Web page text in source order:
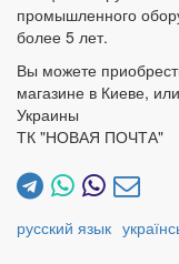
промышленного
более 5 лет.
Вы можете
магазине в Киеве,
Украины
ТК "НОВАЯ ПОЧТА"
русский язык